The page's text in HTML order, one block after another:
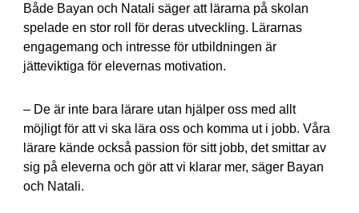
Både Bayan och Natali säger att lärarna på skolan
spelade en stor roll för deras utveckling. Lärarnas
engagemang och intresse för utbildningen är
jätteviktiga för elevernas motivation.
– De är inte bara lärare utan hjälper oss med allt
möjligt för att vi ska lära oss och komma ut i jobb. Våra
lärare kände också passion för sitt jobb, det smittar av
sig på eleverna och gör att vi klarar mer, säger Bayan
och Natali.